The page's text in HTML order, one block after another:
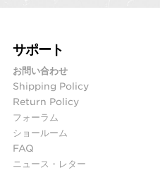
サポート
お問い合わせ
Shipping Policy
Return Policy
フォーラム
ショールーム
FAQ
ニュース・レター